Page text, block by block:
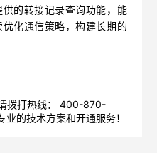
的转接记录查询功能，能
化通信策略，构建长期的
拨打热线： 400-870-
业的技术方案和开通服务！